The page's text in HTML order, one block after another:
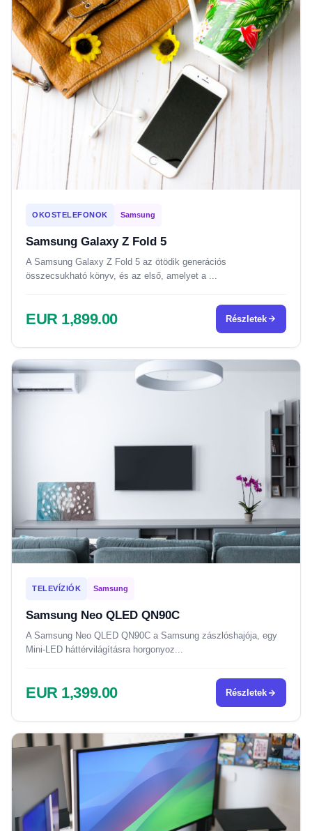
OKOSTELEFONOK Samsung
Samsung Galaxy Z Fold 5
A Samsung Galaxy Z Fold 5 az ötödik generációs
összecsukható könyv, és az első, amelyet a ...
EUR 1,899.00 Részletek
TELEVÍZIÓK Samsung
Samsung Neo QLED QN90C
A Samsung Neo QLED QN90C a Samsung zászlóshajója, egy
Mini-LED háttérvilágításra horgonyoz...
EUR 1,399.00 Részletek